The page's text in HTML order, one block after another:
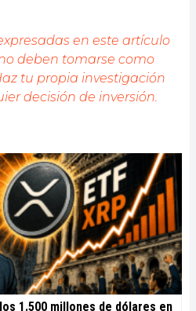
en este artículo
deben tomarse como
tu propia investigación
decisión de inversión.
1.500 millones de dólares en